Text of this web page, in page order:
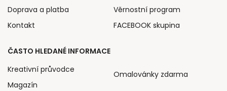
Doprava a platba
Kontakt
Věrnostní program
FACEBOOK skupina
ČASTO HLEDANÉ INFORMACE
Kreativní průvodce
Magazín
Omalovánky zdarma